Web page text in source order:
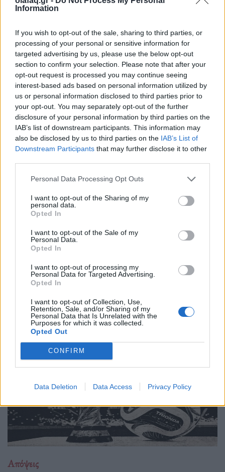
Information
If you wish to opt-out of the sale, sharing to third parties, or
processing of your personal or sensitive information for
targeted advertising by us, please use the below opt-out
section to confirm your selection. Please note that after your
opt-out request is processed you may continue seeing
interest-based ads based on personal information utilized by
us or personal information disclosed to third parties prior to
your opt-out. You may separately opt-out of the further
disclosure of your personal information by third parties on the
IAB’s list of downstream participants. This information may
also be disclosed by us to third parties on the IAB’s List of
Downstream Participants that may further disclose it to other
Personal Data Processing Opt Outs
I want to opt-out of the Sharing of my
personal data.
Opted In
I want to opt-out of the Sale of my
Personal Data.
Opted In
I want to opt-out of processing my
Personal Data for Targeted Advertising.
Opted In
I want to opt-out of Collection, Use,
Retention, Sale, and/or Sharing of my
Personal Data that Is Unrelated with the
Purposes for which it was collected.
Opted Out
CONFIRM
Data Deletion Data Access Privacy Policy
28.05.26
εκείνος που θα σου πει αν αξίζεις να είσαι εκεί. Spoiler: «δεν
αξίζεις».
Απόψεις
Πολιτιστική στασιμότητα powered by AI:
Tο μέλλον μοιάζει ήδη βαρετό
20.05.26
Νέα έρευνα δείχνει πως όταν η τεχνητή νοημοσύνη τρέφεται
με δικό της περιεχόμενο, καταλήγει να παράγει όλο και πιο
άψυχο, προβλέψιμο και μέτριο υλικό. Με λίγα λόγια, το
internet μετατρέπεται σιγά σιγά
Απόψεις